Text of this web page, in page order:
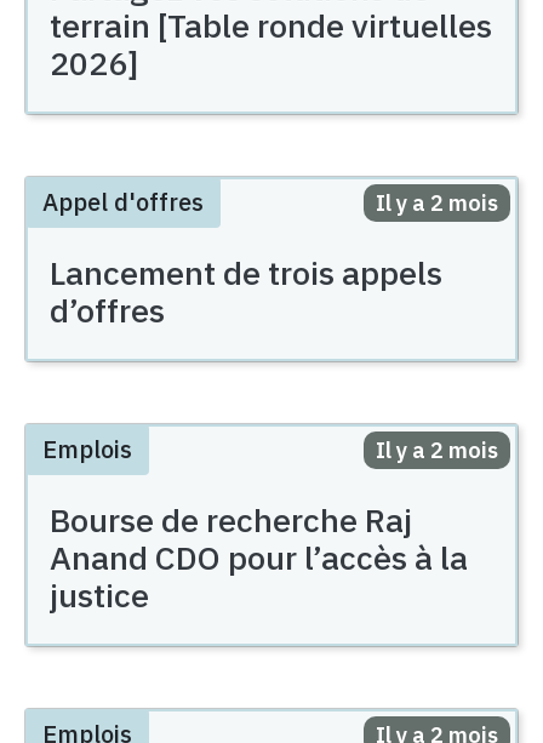
terrain [Table ronde virtuelles
2026]
Appel d'offres Posted
Il y a 2 mois
Lancement de trois appels
d’offres
Emplois Posted
Il y a 2 mois
Bourse de recherche Raj
Anand CDO pour l’accès à la
justice
Emplois Posted
Il y a 2 mois